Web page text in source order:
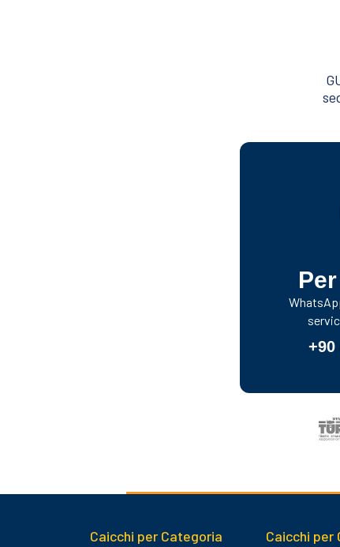
+90
Caicchi per Categoria Caicchi per